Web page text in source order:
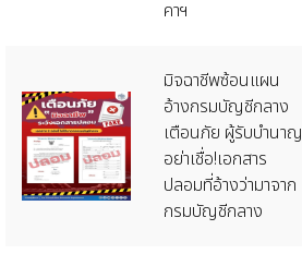
คาฯ
มิจฉาชีพซ้อนแผน
อ้างกรมบัญชีกลาง
เตือนภัย ผู้รับบำนาญ
อย่าเชื่อ!เอกสาร
ปลอมที่อ้างว่ามาจาก
กรมบัญชีกลาง